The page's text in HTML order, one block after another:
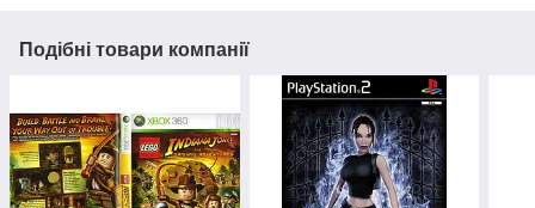
Подібні товари компанії